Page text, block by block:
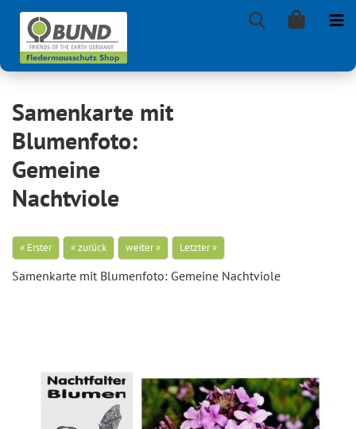
Samenkarte mit
Blumenfoto:
Gemeine
Nachtviole
« Erster « zurück weiter » Letzter »
Sa­men­kar­te mit Blu­men­fo­to: Ge­mei­ne Nacht­vio­le